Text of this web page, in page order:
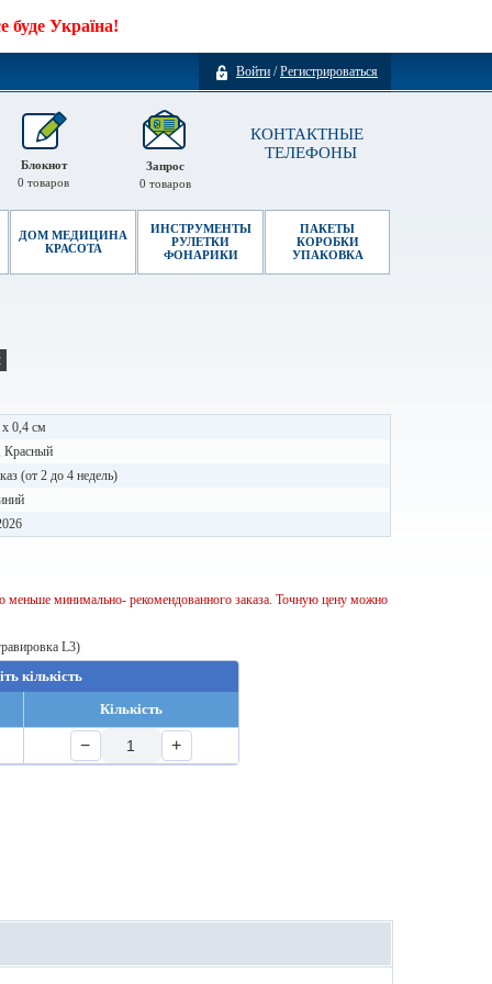
буде Україна!
Войти /Регистрироваться
КОНТАКТНЫЕ
ТЕЛЕФОНЫ
Запрос
0 товаров
Блокнот
0 товаров
ДОМ МЕДИЦИНА
КРАСОТА
ИНСТРУМЕНТЫ
РУЛЕТКИ
ФОНАРИКИ
ПАКЕТЫ
КОРОБКИ
УПАКОВКА
0,4 см
Красный
(от 2 до 4 недель)
меньше минимально- рекомендованного заказа. Точную цену можно
L3)
кількість
Кількість
− +